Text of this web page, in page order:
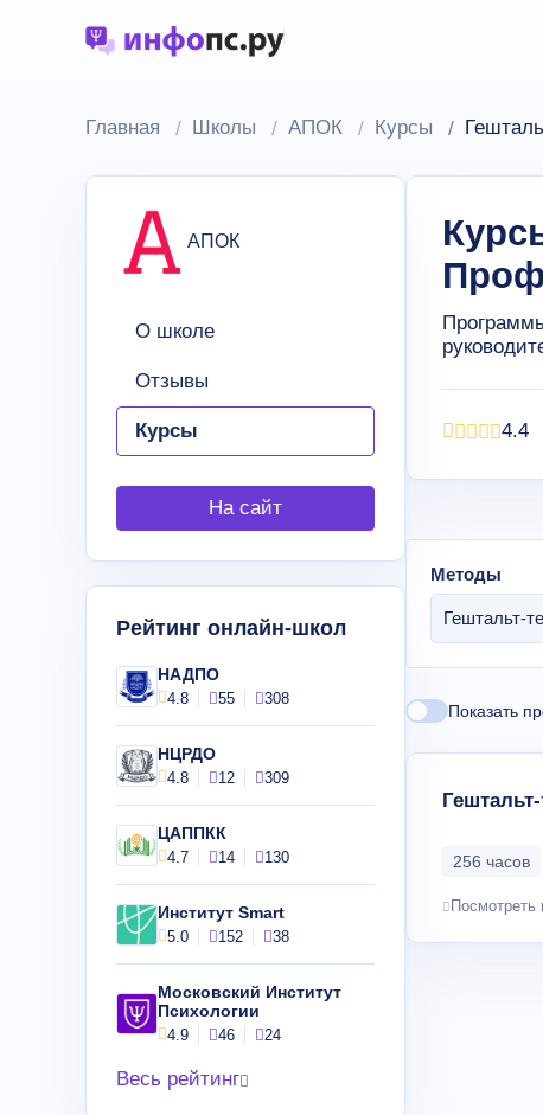
Главная Школы АПОК Курсы
4.4
Методы
Гештальт-
Показать
256 часов
Посмотреть
АПОК
О школе
Отзывы
Курсы
На сайт
Рейтинг онлайн-школ
НАДПО
4.8 55 308
НЦРДО
4.8 12 309
ЦАППКК
4.7 14 130
Институт Smart
5.0 152 38
Московский Институт
Психологии
4.9 46 24
Весь рейтинг